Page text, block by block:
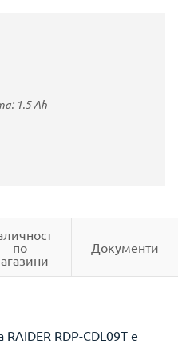
1.5Ah
по
Документи
RDP-CDL09T е